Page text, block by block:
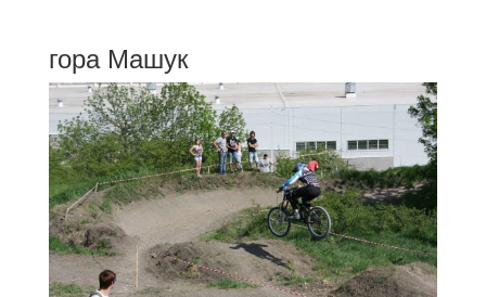
гора Машук